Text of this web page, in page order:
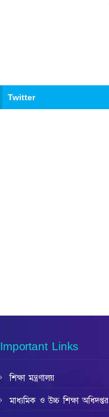
Twitter
Important Links
শিক্ষা মন্ত্রণালয়
মাধ্যমিক ও উচ্চ শিক্ষা অধিদপ্তর